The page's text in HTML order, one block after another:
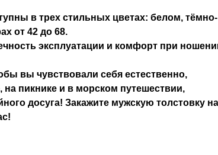
в трех стильных цветах: белом, тёмно-
от 42 до 68.
эксплуатации и комфорт при
вы чувствовали себя естественно,
пикнике и в морском путешествии,
досуга! Закажите мужскую толстовку на